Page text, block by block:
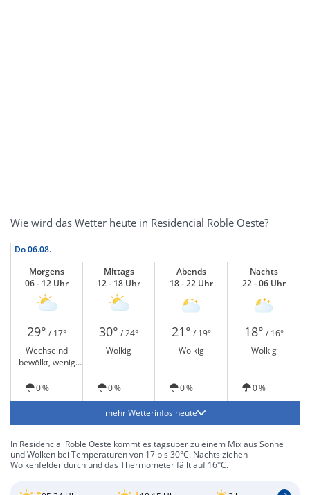
Wie wird das Wetter heute in Residencial Roble Oeste?
Do06.08.
Morgens
06 - 12 Uhr
Mittags
12 - 18 Uhr
Abends
18 - 22 Uhr
Nachts
22 - 06 Uhr
29° / 17° 30° / 24° 21° / 19° 18° / 16°
Wechselnd
bewölkt, wenig
Wolkig Wolkig Wolkig
0 % 0 % 0 % 0 %
mehr Wetterinfos heute
In Residencial Roble Oeste kommt es tagsüber zu einem Mix aus Sonne
und Wolken bei Temperaturen von 17 bis 30°C. Nachts ziehen
Wolkenfelder durch und das Thermometer fällt auf 16°C.